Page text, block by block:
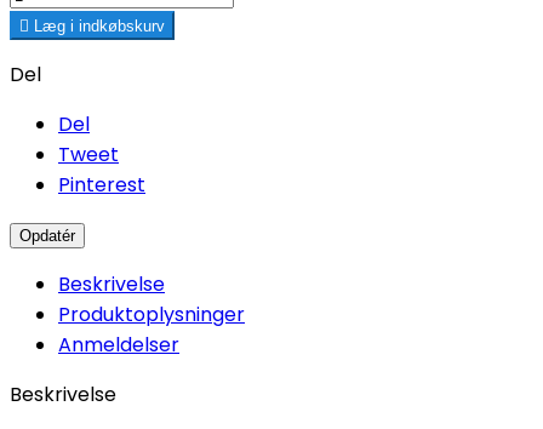
 Læg i indkøbskurv
Del
Del
Tweet
Pinterest
Beskrivelse
Produktoplysninger
Anmeldelser
Beskrivelse